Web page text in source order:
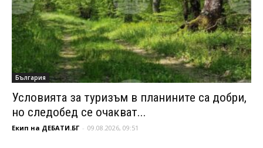
България
Условията за туризъм в планините са добри,
но следобед се очакват...
Екип на ДЕБАТИ.БГ - 09.08.2026, 09:51